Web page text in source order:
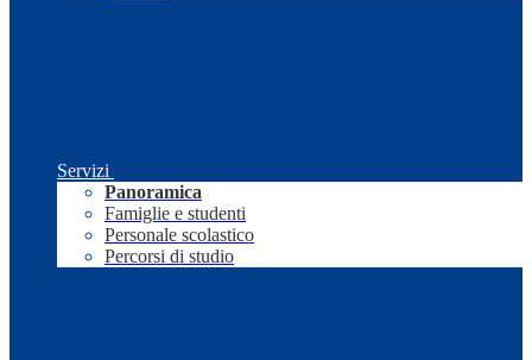
Servizi
Panoramica
Famiglie e studenti
Personale scolastico
Percorsi di studio